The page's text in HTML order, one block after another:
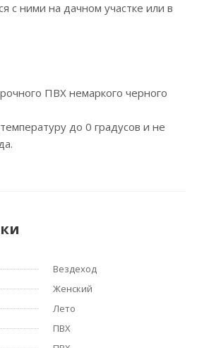
с ними на дачном участке или в
ПВХ немаркого черного
до 0 градусов и не
Вездеход
Женский
Лето
ПВХ